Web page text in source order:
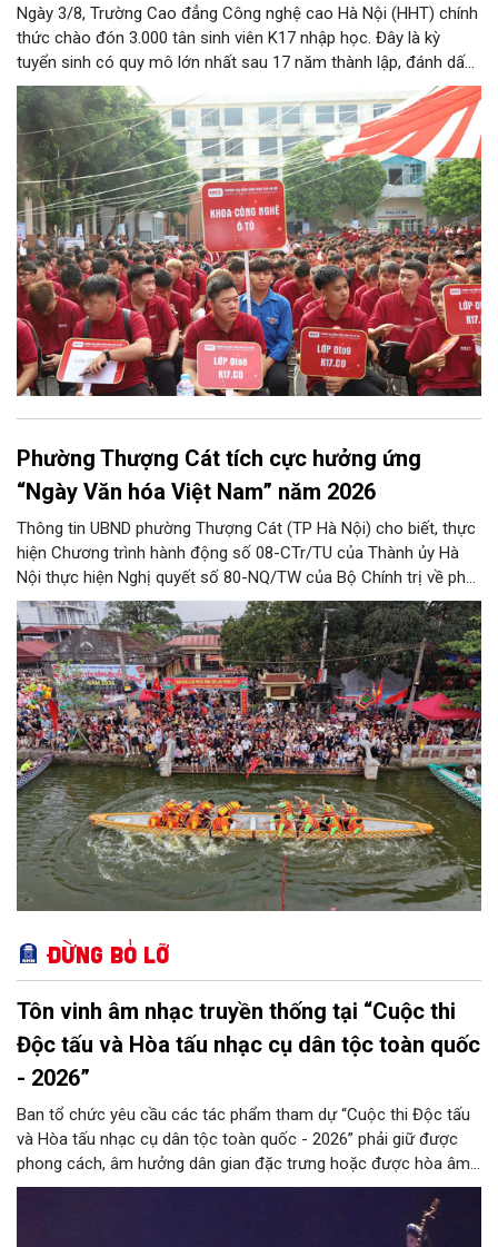
Ngày 3/8, Trường Cao đẳng Công nghệ cao Hà Nội (HHT) chính
thức chào đón 3.000 tân sinh viên K17 nhập học. Đây là kỳ
tuyển sinh có quy mô lớn nhất sau 17 năm thành lập, đánh dấu
bước chuyển mình quan trọng của nhà trường.
Phường Thượng Cát tích cực hưởng ứng
“Ngày Văn hóa Việt Nam” năm 2026
Thông tin UBND phường Thượng Cát (TP Hà Nội) cho biết, thực
hiện Chương trình hành động số 08-CTr/TU của Thành ủy Hà
Nội thực hiện Nghị quyết số 80-NQ/TW của Bộ Chính trị về phát
triển Văn hóa Việt Nam; Kế hoạch của UBND Thành phố Hà Nội,
phường Thượng Cát tổ chức nhiều hoạt động trong tháng
11/2026 hưởng ứng “Ngày Văn hóa Việt Nam” năm 2026 trên
địa bàn.
Đừng bỏ lỡ
Tôn vinh âm nhạc truyền thống tại “Cuộc thi
Độc tấu và Hòa tấu nhạc cụ dân tộc toàn quốc
- 2026”
Ban tổ chức yêu cầu các tác phẩm tham dự “Cuộc thi Độc tấu
và Hòa tấu nhạc cụ dân tộc toàn quốc - 2026” phải giữ được
phong cách, âm hưởng dân gian đặc trưng hoặc được hòa âm,
phối khí mới trên nền tảng làn điệu âm nhạc truyền thống Việt
Nam, đồng thời phải được trình diễn trực tiếp bằng nhạc cụ dân